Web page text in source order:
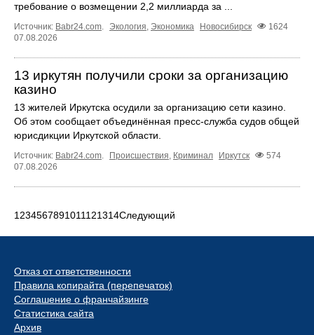
требование о возмещении 2,2 миллиарда за ...
Источник: Babr24.com. Экология, Экономика Новосибирск
1624
07.08.2026
13 иркутян получили сроки за организацию
казино
13 жителей Иркутска осудили за организацию сети казино.
Об этом сообщает объединённая пресс‑служба судов общей
юрисдикции Иркутской области.
Источник: Babr24.com. Происшествия, Криминал Иркутск
574
07.08.2026
1234567891011121314Следующий
Отказ от ответственности
Правила копирайта (перепечаток)
Соглашение о франчайзинге
Статистика сайта
Архив